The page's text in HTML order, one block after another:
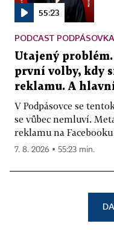
55:23
PODCAST PODPÁSOVKA
Utajený
první volby, kdy
reklamu. A
V Podpásovce se
se vůbec nemluví.
reklamu na
7. 8. 2026 ▪ 55:23 min.